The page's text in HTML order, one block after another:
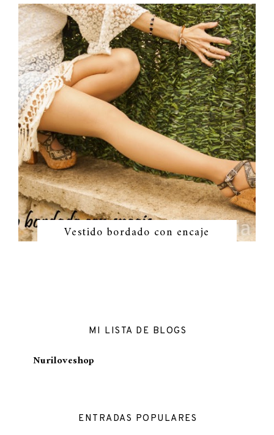
Vestido bordado con encaje
MI LISTA DE BLOGS
Nuriloveshop
ENTRADAS POPULARES